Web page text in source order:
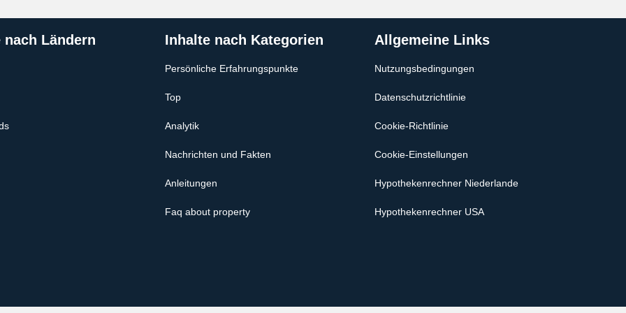
nach Ländern Inhalte nach Kategorien
Persönliche Erfahrungspunkte
Top
Analytik
Nachrichten und Fakten
Anleitungen
Faq about property
Allgemeine Links
Nutzungsbedingungen
Datenschutzrichtlinie
Cookie-Richtlinie
Cookie-Einstellungen
Hypothekenrechner Niederlande
Hypothekenrechner USA